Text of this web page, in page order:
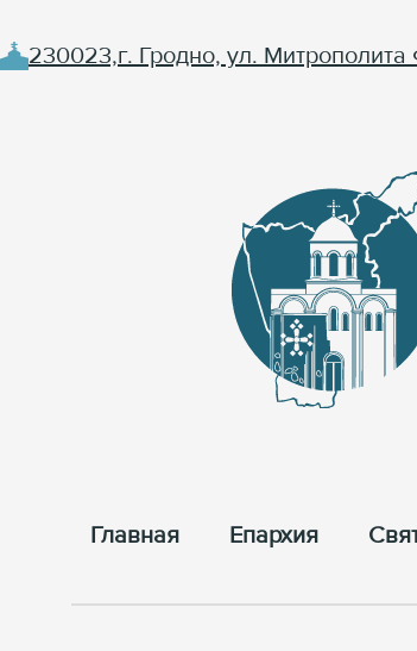
230023,г. Гродно, ул. Митрополита
Главная Епархия